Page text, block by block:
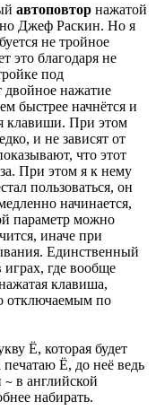
автоповтор нажатой
Джеф Раскин. Но я
не тройное
это благодаря не
под
двойное нажатие
быстрее начнётся и
клавиши. При этом
и не зависят от
что этот
При этом я к нему
пользоваться, он
начинается,
параметр можно
иначе при
Единственный
играх, где вообще
клавиша,
отключаемым по
Ё, которая будет
печатаю Ё, до неё ведь
~ в английской
набирать.